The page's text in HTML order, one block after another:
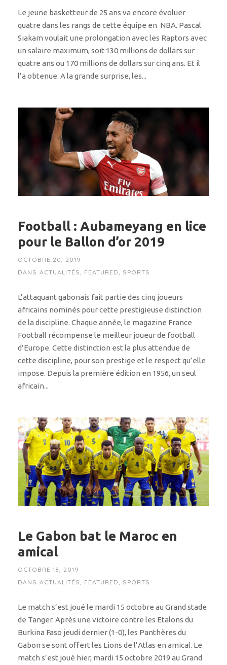
Le jeune basketteur de 25 ans va encore évoluer
quatre dans les rangs de cette équipe en NBA. Pascal
Siakam voulait une prolongation avec les Raptors avec
un salaire maximum, soit 130 millions de dollars sur
quatre ans ou 170 millions de dollars sur cinq ans. Et il
l’a obtenue. A la grande surprise, les...
Football : Aubameyang en lice
pour le Ballon d’or 2019
OCTOBRE 20, 2019
DANS ACTUALITÉS FEATURED SPORTS
L’attaquant gabonais fait partie des cinq joueurs
africains nominés pour cette prestigieuse distinction
de la discipline. Chaque année, le magazine France
Football récompense le meilleur joueur de football
d’Europe. Cette distinction est la plus attendue de
cette discipline, pour son prestige et le respect qu’elle
impose. Depuis la première édition en 1956, un seul
africain...
Le Gabon bat le Maroc en
amical
OCTOBRE 18, 2019
DANS ACTUALITÉS FEATURED SPORTS
Le match s’est joué le mardi 15 octobre au Grand stade
de Tanger. Après une victoire contre les Etalons du
Burkina Faso jeudi dernier (1-0), les Panthères du
Gabon se sont offert les Lions de l’Atlas en amical. Le
match s’est joué hier, mardi 15 octobre 2019 au Grand